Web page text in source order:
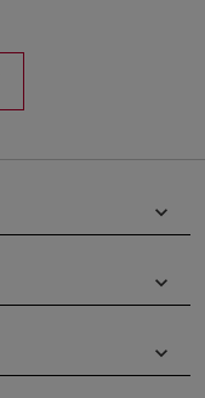
keyboard_arrow_down
keyboard_arrow_down
keyboard_arrow_down